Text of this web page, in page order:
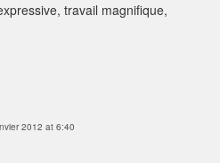
travail magnifique,
2012 at 6:40